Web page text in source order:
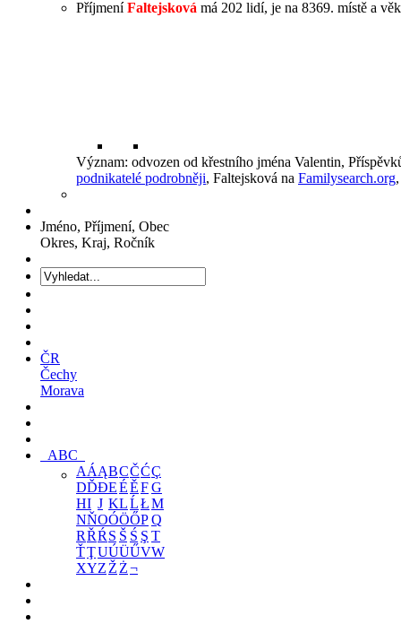
PříjmeníFaltejsková má 202 lidí, je na 8369. místě a
Význam: odvozen od křestního jména Valentin,
podnikatelé podrobněji, Faltejsková na Familysearch.org
Jméno, Příjmení, Obec
Okres, Kraj, Ročník
ČR
Čechy
Morava
ABC
AÁĄBCČĆÇ
DĎĐEÉĚFG
HI J KLĹŁM
NŇOÓÖŐPQ
RŘŔ S Š Ś Ş T
ŤŢUÚÜŰVW
XYZ Ž Ż¬